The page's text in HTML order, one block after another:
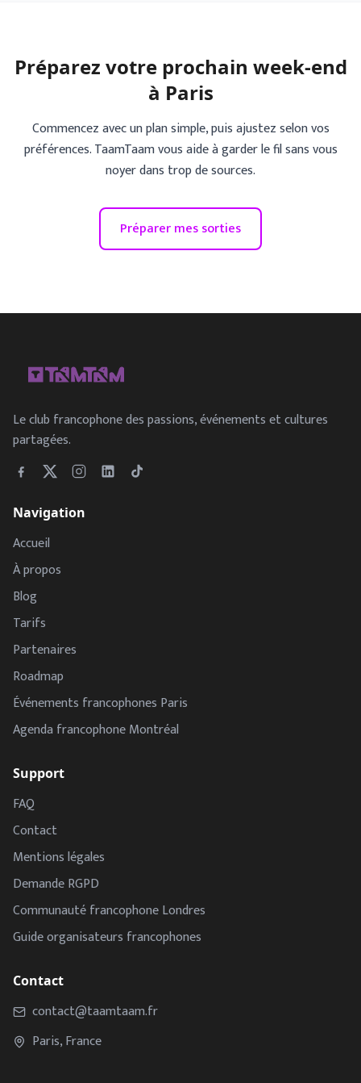
Préparez votre prochain week-end
à Paris
Commencez avec un plan simple, puis ajustez selon vos
préférences. TaamTaam vous aide à garder le fil sans vous
noyer dans trop de sources.
Préparer mes sorties
Le club francophone des passions, événements et cultures
partagées.
Navigation
Accueil
À propos
Blog
Tarifs
Partenaires
Roadmap
Événements francophones Paris
Agenda francophone Montréal
Support
FAQ
Contact
Mentions légales
Demande RGPD
Communauté francophone Londres
Guide organisateurs francophones
Contact
contact@taamtaam.fr
Paris, France